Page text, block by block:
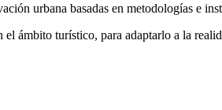
urbana basadas en metodologías e
ámbito turístico, para adaptarlo a la